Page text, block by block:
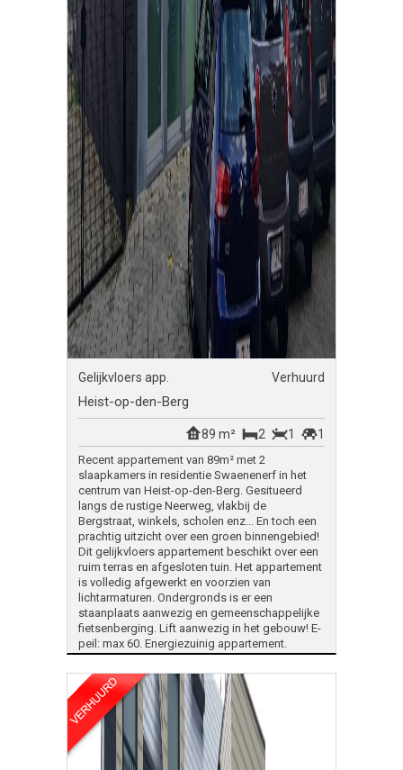
Gelijkvloers app. Verhuurd
Heist-op-den-Berg
1
1
2
89 m²
Recent appartement van 89m² met 2
slaapkamers in residentie Swaenenerf in het
centrum van Heist-op-den-Berg. Gesitueerd
langs de rustige Neerweg, vlakbij de
Bergstraat, winkels, scholen enz... En toch een
prachtig uitzicht over een groen binnengebied!
Dit gelijkvloers appartement beschikt over een
ruim terras en afgesloten tuin. Het appartement
is volledig afgewerkt en voorzien van
lichtarmaturen. Ondergronds is er een
staanplaats aanwezig en gemeenschappelijke
fietsenberging. Lift aanwezig in het gebouw! E-
peil: max 60. Energiezuinig appartement.